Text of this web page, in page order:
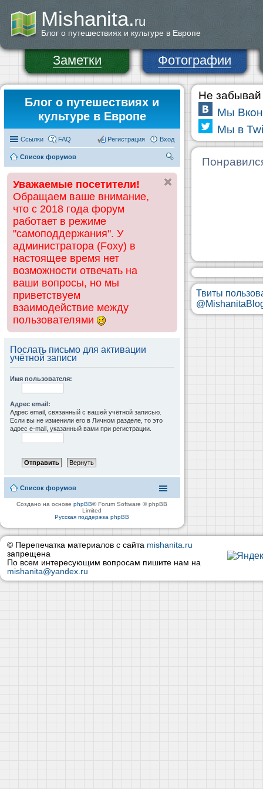
Mishanita.ru
Блог о путешествиях и культуре в Европе
Заметки Фотографии
Блог о путешествиях и
культуре в Европе
Ссылки FAQ Вход
Регистрация
Список форумов
ск
Уважаемые посетители!
Обращаем ваше внимание,
что с 2018 года форум
работает в режиме
"самоподдержания". У
администратора (Foxy) в
настоящее время нет
возможности отвечать на
ваши вопросы, но мы
приветствуем
взаимодействие между
пользователями
Послать письмо для активации
учётной записи
Имя пользователя:
Адрес email:
Адрес email, связанный с вашей учётной записью.
Если вы не изменили его в Личном разделе, то это
адрес e-mail, указанный вами при регистрации.
Список форумов
Создано на основеphpBB® Forum Software © phpBB
Limited
Русская поддержка phpBB
Не забывай
Мы
Мы в
Твиты
© Перепечатка материалов с сайта mishanita.ru
запрещена
По всем интересующим вопросам пишите нам на
mishanita@yandex.ru